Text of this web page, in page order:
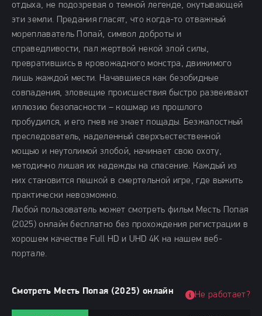
отдыха, не подозревая о темной легенде, окутывающей
эти земли. Предания гласят, что когда-то отважный
мореплаватель Попай, символ доброты и
справедливости, пал жертвой некой злой силы,
превратившись в кровожадного монстра, движимого
лишь жаждой мести. Начавшиеся как безобидные
совпадения, зловещие происшествия быстро развеивают
иллюзию безопасности – кошмар из прошлого
пробудился, и его гнев не знает пощады. Безжалостный
преследователь, наделенный сверхъестественной
мощью и неутолимой злобой, начинает свою охоту,
методично лишая их надежды на спасение. Каждый из
них становится пешкой в смертельной игре, где выжить
практически невозможно.
Любой пользователь может смотреть фильм Месть Попая
(2025) онлайн бесплатно без прохождения регистрации в
хорошем качестве Full HD и UHD 4K на нашем веб-
портале.
Смотреть Месть Попая (2025) онлайн Не работает?